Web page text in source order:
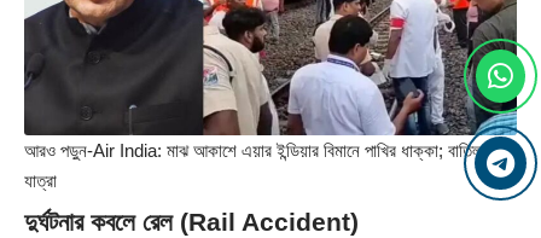
আরও পড়ুন-Air India: মাঝ আকাশে এয়ার ইন্ডিয়ার বিমানে পাখির ধাক্কা; বাতিল
যাত্রা
দুর্ঘটনার কবলে রেল (Rail Accident)